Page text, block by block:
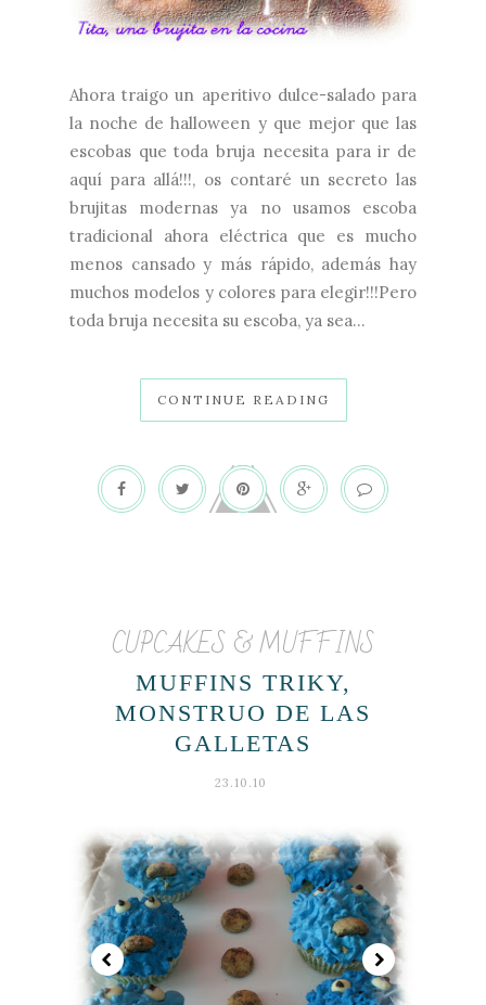
Ahora traigo un aperitivo dulce-salado para
la noche de halloween y que mejor que las
escobas que toda bruja necesita para ir de
aquí para allá!!!, os contaré un secreto las
brujitas modernas ya no usamos escoba
tradicional ahora eléctrica que es mucho
menos cansado y más rápido, además hay
muchos modelos y colores para elegir!!!Pero
toda bruja necesita su escoba, ya sea...
CONTINUE READING
CUPCAKES & MUFFINS
MUFFINS TRIKY,
MONSTRUO DE LAS
GALLETAS
23.10.10